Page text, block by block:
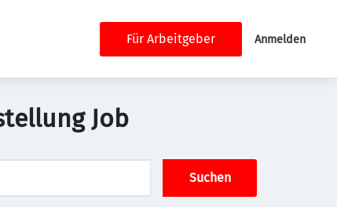
Für Arbeitgeber Anmelden
Job
Suchen